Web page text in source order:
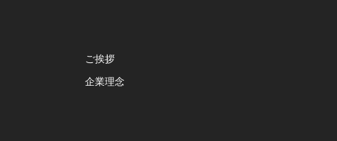
ご挨拶
企業理念